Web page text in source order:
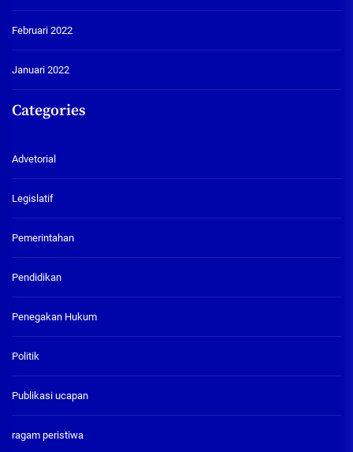
Februari 2022
Januari 2022
Categories
Advetorial
Legislatif
Pemerintahan
Pendidikan
Penegakan Hukum
Politik
Publikasi ucapan
ragam peristiwa